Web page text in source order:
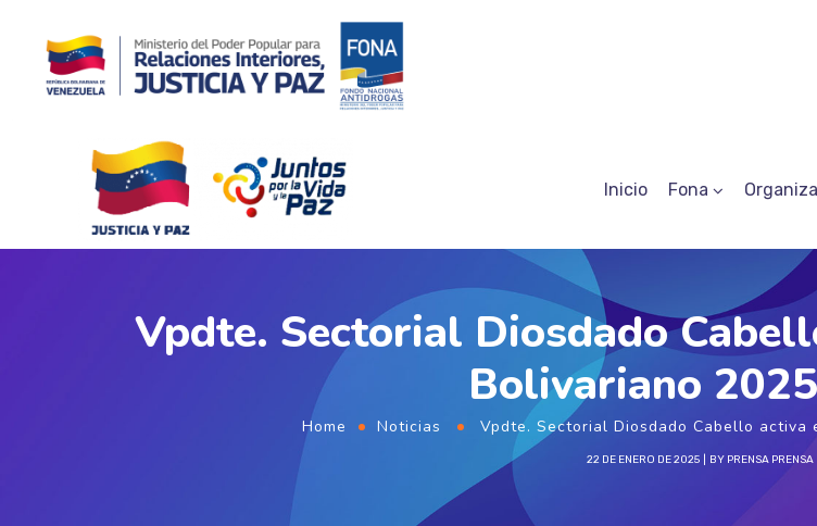
Inicio Fona
Vpdte. Sectorial Diosdado
Bolivariano
Home Noticias Vpdte. Sectorial Diosdado Cabello activa
22 DE ENERO DE 2025 BY PRENSA PRENSA